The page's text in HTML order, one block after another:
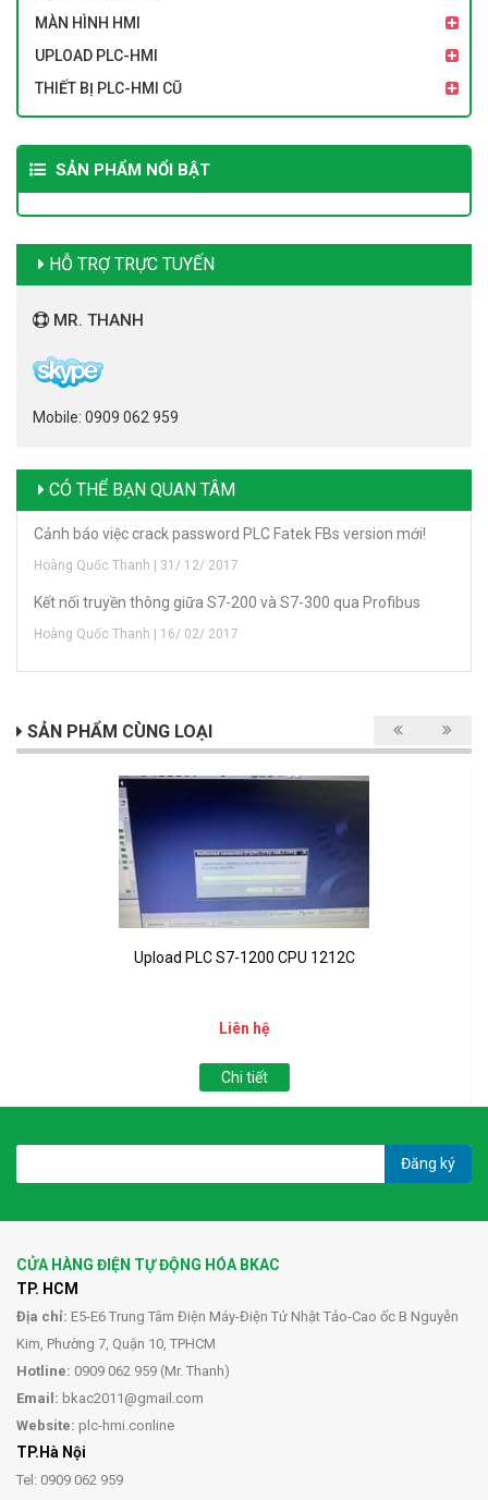
MÀN HÌNH HMI
UPLOAD PLC-HMI
THIẾT BỊ PLC-HMI CŨ
SẢN PHẨM NỔI BẬT
HỖ TRỢ TRỰC TUYẾN
MR. THANH
Mobile: 0909 062 959
CÓ THỂ BẠN QUAN TÂM
Cảnh báo việc crack password PLC Fatek FBs version mới!
Hoàng Quốc Thanh | 31/ 12/ 2017
Kết nối truyền thông giữa S7-200 và S7-300 qua Profibus
Hoàng Quốc Thanh | 16/ 02/ 2017
SẢN PHẨM CÙNG LOẠI
Upload PLC S7-1200 CPU 1212C
Liên hệ
Chi tiết
Đăng ký
CỬA HÀNG ĐIỆN TỰ ĐỘNG HÓA BKAC
TP. HCM
Địa chỉ: E5-E6 Trung Tâm Điện Máy-Điện Tử Nhật Tảo-Cao ốc B Nguyễn
Kim, Phường 7, Quận 10, TPHCM
Hotline: 0909 062 959 (Mr. Thanh)
Email: bkac2011@gmail.com
Website: plc-hmi.conline
TP.Hà Nội
Tel: 0909 062 959